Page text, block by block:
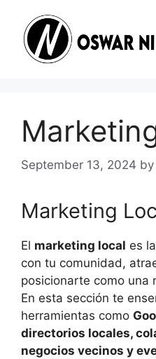
content
September 13, 2024 by
Marketing
El marketing local es
con tu comunidad,
posicionarte como una
En esta sección te
herramientas como
directorios locales,
negocios vecinos y